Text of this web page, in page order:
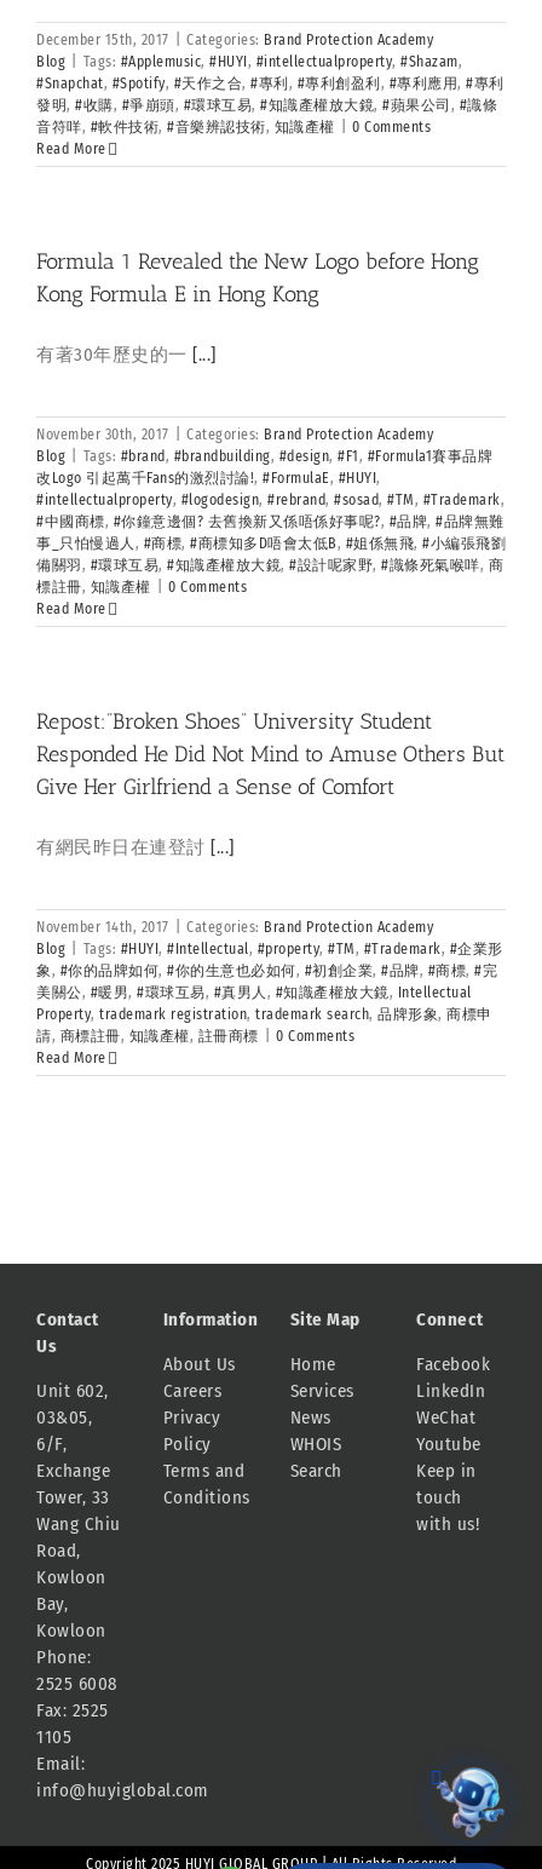
December 15th, 2017 Categories: Brand Protection Academy
Blog
Tags: #Applemusic, #HUYI , #intellectualproperty, #Shazam,
#Snapchat, #Spotify, #天作之合, #專利 , #專利創盈利 , #專利應用, #專利
發明, #收購, #爭崩頭, #環球互易, #知識產權放大鏡, #蘋果公司 , #識條
音符咩, #軟件技術, #音樂辨認技術, 知識產權
0 Comments
Read More
Formula 1 Revealed the New Logo before Hong
Kong Formula E in Hong Kong
有著30年歷史的一 [...]
November 30th, 2017 Categories: Brand Protection Academy
Blog
Tags: #brand, #brandbuilding, #design, #F1 , #Formula1賽事品牌
改Logo 引起萬千Fans的激烈討論!, #FormulaE, #HUYI ,
#intellectualproperty, #logodesign, #rebrand, #sosad, #TM, #Trademark,
#中國商標, #你鐘意邊個? 去舊換新又係唔係好事呢?, #品牌, #品牌無難
事_只怕慢過人 , #商標, #商標知多D唔會太低B, #姐係無飛, #小編張飛劉
備關羽 , #環球互易, #知識產權放大鏡, #設計呢家野, #識條死氣喉咩, 商
標註冊, 知識產權
0 Comments
Read More
Repost:”Broken Shoes” University Student
Responded He Did Not Mind to Amuse Others But
Give Her Girlfriend a Sense of Comfort
有網民昨日在連登討 [...]
November 14th, 2017 Categories: Brand Protection Academy
Blog
Tags: #HUYI , #Intellectual, #property, #TM, #Trademark, #企業形
象, #你的品牌如何, #你的生意也必如何, #初創企業, #品牌, #商標, #完
美關公, #暖男, #環球互易, #真男人 , #知識產權放大鏡,
Intellectual
Property, trademark registration, trademark search, 品牌形象, 商標申
請, 商標註冊, 知識產權, 註冊商標
0 Comments
Read More
Contact
Us
Unit 602,
03&05,
6/F,
Exchange
Tower, 33
Wang Chiu
Road,
Kowloon
Bay,
Kowloon
Phone:
2525 6008
Fax: 2525
1105
Email:
info@huyiglobal.com
Information
About Us
Careers
Privacy
Policy
Terms and
Conditions
Site Map
Home
Services
News
WHOIS
Search
Connect
Facebook
LinkedIn
WeChat
Youtube
Keep in
touch
with us!
Copyright 2025 HUYI GLOBAL GROUP | All Rights Reserved